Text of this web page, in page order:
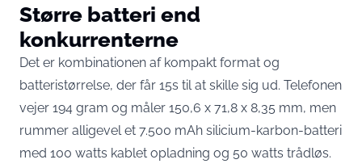
Større batteri end
konkurrenterne
Det er kombinationen af kompakt format og
batteristørrelse, der får 15s til at skille sig ud. Telefonen
vejer 194 gram og måler 150,6 x 71,8 x 8,35 mm, men
rummer alligevel et 7.500 mAh silicium-karbon-batteri
med 100 watts kablet opladning og 50 watts trådløs.